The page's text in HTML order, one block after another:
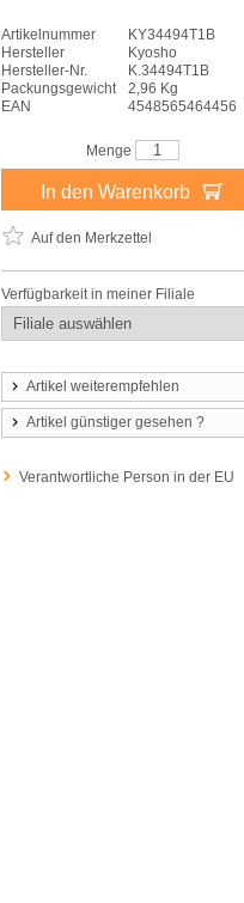
Artikelnummer
KY34494T1B
Hersteller
Kyosho
Hersteller-Nr.
K.34494T1B
Packungsgewicht
2,96 Kg
EAN
4548565464456
Menge
In den Warenkorb
Auf den Merkzettel
Verfügbarkeit in meiner Filiale
Artikel weiterempfehlen
Artikel günstiger gesehen ?
Verantwortliche Person in der EU